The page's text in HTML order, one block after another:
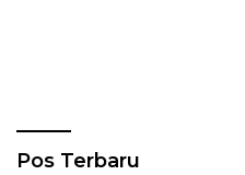
Pos Terbaru